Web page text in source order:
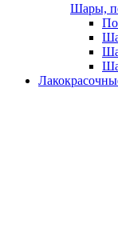
Шары,